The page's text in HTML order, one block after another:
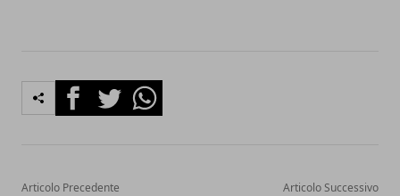
FacebookTwitterWhatsapp
Articolo Precedente Articolo Successivo